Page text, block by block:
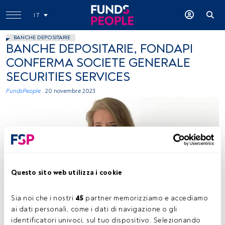
Questo sito web utilizza i cookie
Sia noi che i nostri 45 partner memorizziamo e accediamo
ai dati personali, come i dati di navigazione o gli
identificatori univoci, sul tuo dispositivo. Selezionando
IT
BANCHE DEPOSITARIE
BANCHE DEPOSITARIE, FONDAPI
CONFERMA SOCIETE GENERALE
SECURITIES SERVICES
FundsPeople . 20 novembre 2023
Tempo di lettura: 1 min.